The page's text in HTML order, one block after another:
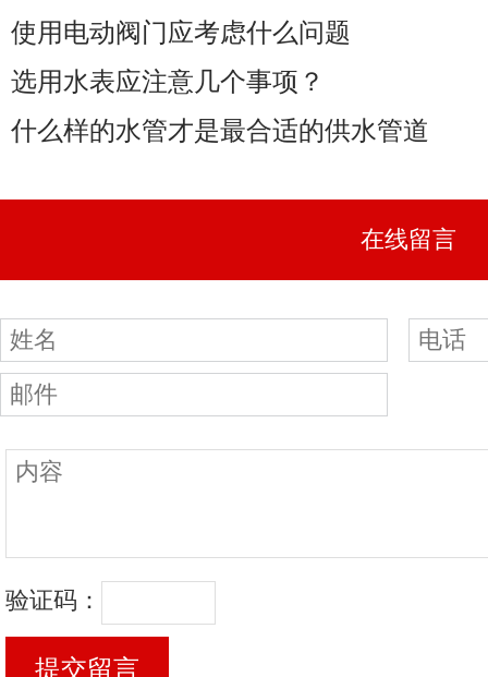
使用电动阀门应考虑什么问题
选用水表应注意几个事项？
什么样的水管才是最合适的供水管道
在线留言
验证码：